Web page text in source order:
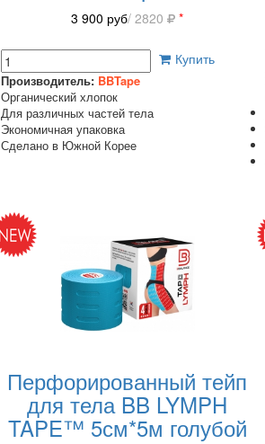
3 900 руб/ 2820 *
Купить
Производитель: BBTape
Органический хлопок
Для различных частей тела
Экономичная упаковка
Сделано в Южной Корее
Перфорированный тейп
для тела BB LYMPH
TAPE™ 5см*5м голубой